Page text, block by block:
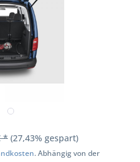
* (27,43% gespart)
. Abhängig von der